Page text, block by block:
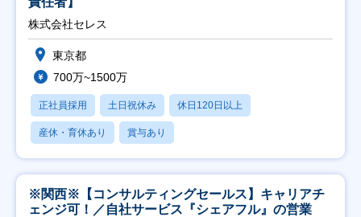
株式会社セレス
東京都
700万~1500万
正社員採用 土日祝休み 休日120日以上
産休・育休あり 賞与あり
※関西※【コンサルティングセールス】キャリアチ
ェンジ可！／自社サービス『シェアフル』の営業